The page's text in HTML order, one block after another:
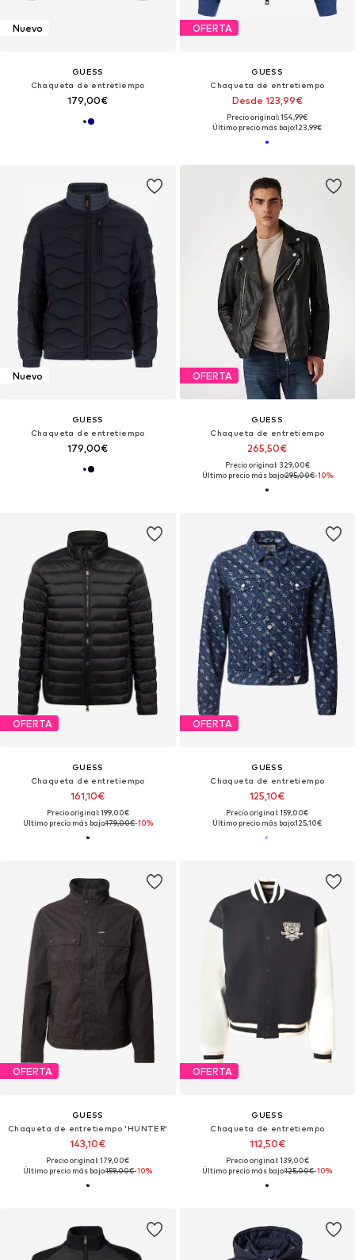
Nuevo
GUESS
Chaqueta de entretiempo
179,00€
OFERTA
GUESS
Chaqueta de entretiempo
Desde 123,99€
Precio original: 154,99€
Último precio más bajo:123,99€
Nuevo
GUESS
Chaqueta de entretiempo
179,00€
OFERTA
GUESS
Chaqueta de entretiempo
265,50€
Precio original: 329,00€
Último precio más bajo:295,00€-10%
OFERTA
GUESS
Chaqueta de entretiempo
161,10€
Precio original: 199,00€
Último precio más bajo:179,00€-10%
OFERTA
GUESS
Chaqueta de entretiempo
125,10€
Precio original: 159,00€
Último precio más bajo:125,10€
OFERTA
GUESS
Chaqueta de entretiempo 'HUNTER'
143,10€
Precio original: 179,00€
Último precio más bajo:159,00€-10%
OFERTA
GUESS
Chaqueta de entretiempo
112,50€
Precio original: 139,00€
Último precio más bajo:125,00€-10%